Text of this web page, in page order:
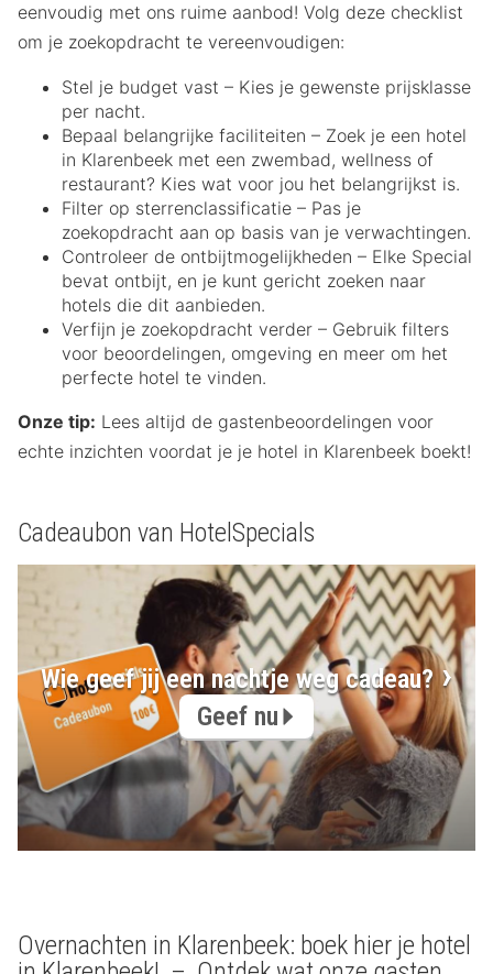
eenvoudig met ons ruime aanbod! Volg deze checklist
om je zoekopdracht te vereenvoudigen:
Stel je budget vast – Kies je gewenste prijsklasse
per nacht.
Bepaal belangrijke faciliteiten – Zoek je een hotel
in Klarenbeek met een zwembad, wellness of
restaurant? Kies wat voor jou het belangrijkst is.
Filter op sterrenclassificatie – Pas je
zoekopdracht aan op basis van je verwachtingen.
Controleer de ontbijtmogelijkheden – Elke Special
bevat ontbijt, en je kunt gericht zoeken naar
hotels die dit aanbieden.
Verfijn je zoekopdracht verder – Gebruik filters
voor beoordelingen, omgeving en meer om het
perfecte hotel te vinden.
Onze tip: Lees altijd de gastenbeoordelingen voor
echte inzichten voordat je je hotel in Klarenbeek boekt!
Cadeaubon van HotelSpecials
Wie geef jij een nachtje weg cadeau?
Geef nu
Overnachten in Klarenbeek: boek hier je hotel